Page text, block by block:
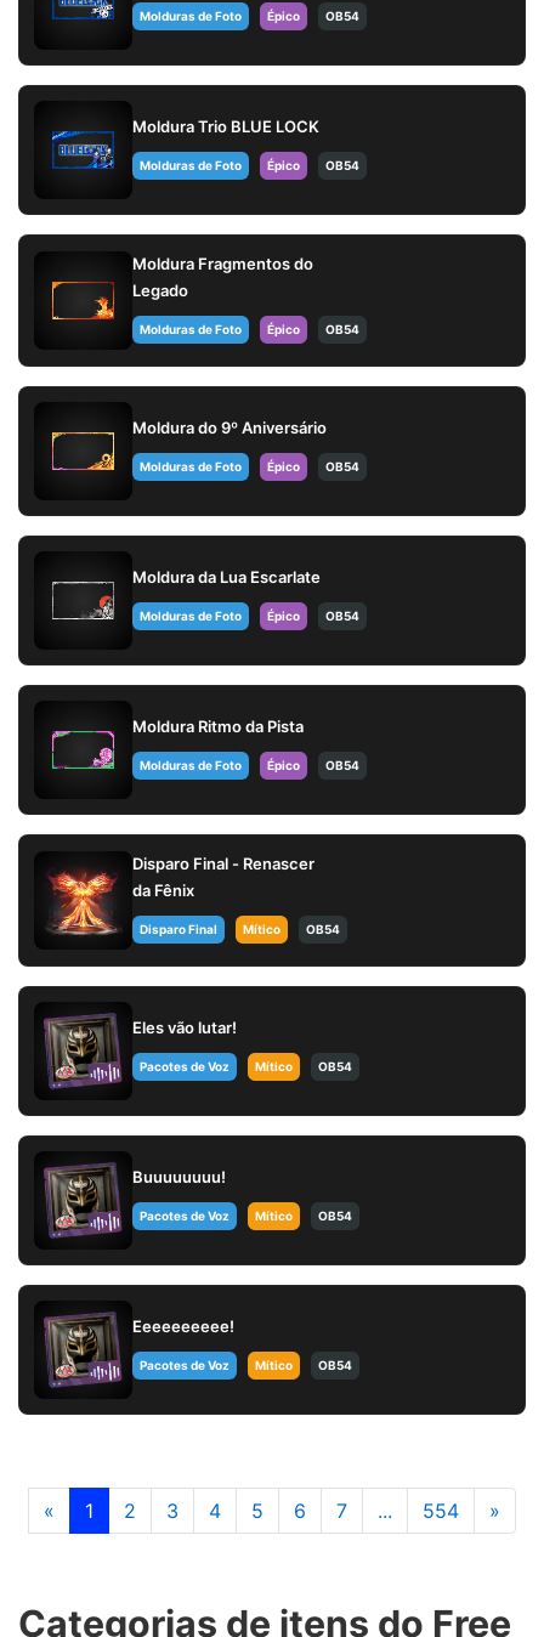
Molduras de Foto Épico OB54
Moldura Trio BLUE LOCK
Molduras de Foto Épico OB54
Moldura Fragmentos do
Legado
Molduras de Foto Épico OB54
Moldura do 9º Aniversário
Molduras de Foto Épico OB54
Moldura da Lua Escarlate
Molduras de Foto Épico OB54
Moldura Ritmo da Pista
Molduras de Foto Épico OB54
Disparo Final - Renascer
da Fênix
Disparo Final Mítico OB54
Eles vão lutar!
Pacotes de Voz Mítico OB54
Buuuuuuuu!
Pacotes de Voz Mítico OB54
Eeeeeeeeee!
Pacotes de Voz Mítico OB54
« 1 2 3 4 5 6 7 ... 554 »
Categorias de itens do Free